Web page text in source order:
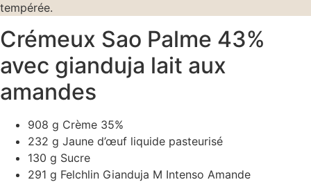
tempérée.
Crémeux Sao Palme 43%
avec gianduja lait aux
amandes
908 g Crème 35%
232 g Jaune d’œuf liquide pasteurisé
130 g Sucre
291 g Felchlin Gianduja M Intenso Amande